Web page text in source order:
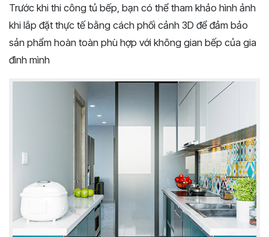
Trước khi thi công tủ bếp, bạn có thể tham khảo hình ảnh
khi lắp đặt thực tế bằng cách phối cảnh 3D để đảm bảo
sản phẩm hoàn toàn phù hợp với không gian bếp của gia
đình mình